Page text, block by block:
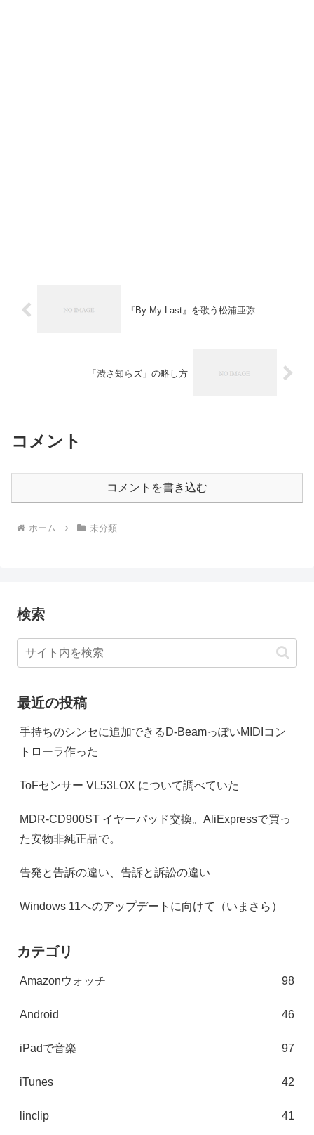
『By My Last』を歌う松浦亜弥
「渋さ知らズ」の略し方
コメント
コメントを書き込む
ホーム 未分類
検索
最近の投稿
手持ちのシンセに追加できるD-BeamっぽいMIDIコン
トローラ作った
ToFセンサー VL53LOX について調べていた
MDR-CD900ST イヤーパッド交換。AliExpressで買っ
た安物非純正品で。
告発と告訴の違い、告訴と訴訟の違い
Windows 11へのアップデートに向けて（いまさら）
カテゴリ
Amazonウォッチ 98
Android 46
iPadで音楽 97
iTunes 42
linclip 41